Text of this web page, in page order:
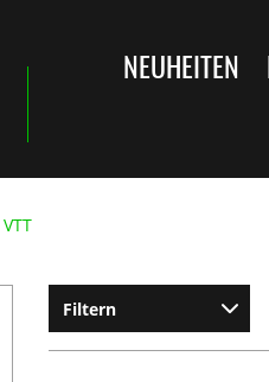
NEUHEITEN
Filtern